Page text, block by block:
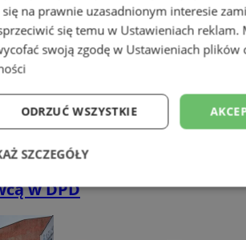
w DPD
na prawnie uzasadnionym interesie
się temu w Ustawieniach reklam.
swoją zgodę w Ustawieniach plików
ODRZUĆ WSZYSTKIE
SZCZEGÓŁY
Wydajność